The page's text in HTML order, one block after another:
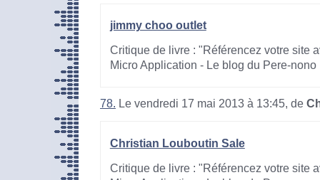
jimmy choo outlet
Critique de livre : "Référencez votre site
Micro Application - Le blog du Pere-nono
78. Le vendredi 17 mai 2013 à 13:45, de
Christian Louboutin Sale
Critique de livre : "Référencez votre site